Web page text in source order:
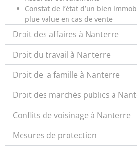
Constat de l’état d’un bien
plue value en cas de vente
Droit des affaires à Nanterre
Droit du travail à Nanterre
Droit de la famille à Nanterre
Droit des marchés publics à
Conflits de voisinage à Nanterre
Mesures de protection